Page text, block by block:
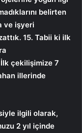
belirten
ve işyeri
15. Tabii ki ilk
İlk çekilişimize 7
illerinde
ilgili olarak,
2 yıl içinde